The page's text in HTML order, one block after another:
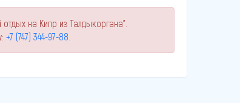
на Кипр из Талдыкоргана".
+7 (747) 344-97-88